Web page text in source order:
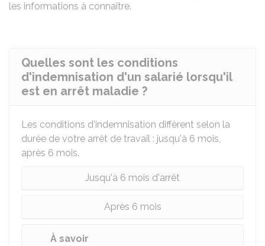
les informations à connaître.
Quelles sont les conditions
d'indemnisation d'un salarié lorsqu'il
est en arrêt maladie ?
Les conditions d'indemnisation diffèrent selon la
durée de votre arrêt de travail : jusqu'à 6 mois,
après 6 mois.
Jusqu'à 6 mois d'arrêt
Après 6 mois
À savoir